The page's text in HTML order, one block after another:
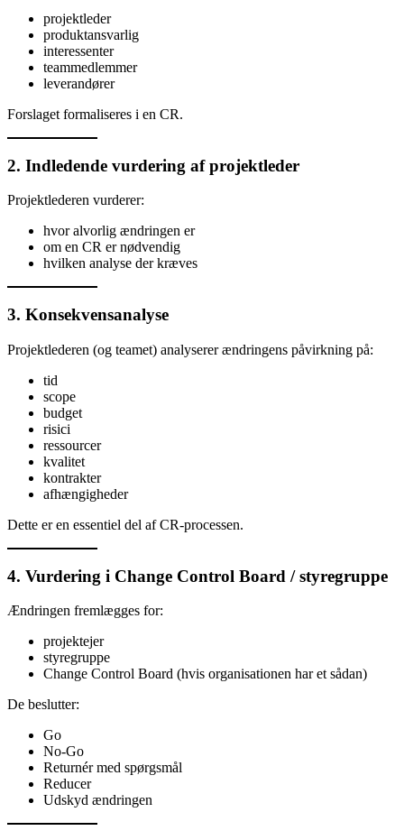
projektleder
produktansvarlig
interessenter
teammedlemmer
leverandører
Forslaget formaliseres i en CR.
2. Indledende vurdering af projektleder
Projektlederen vurderer:
hvor alvorlig ændringen er
om en CR er nødvendig
hvilken analyse der kræves
3. Konsekvensanalyse
Projektlederen (og teamet) analyserer ændringens påvirkning på:
tid
scope
budget
risici
ressourcer
kvalitet
kontrakter
afhængigheder
Dette er en essentiel del af CR-processen.
4. Vurdering i Change Control Board / styregruppe
Ændringen fremlægges for:
projektejer
styregruppe
Change Control Board (hvis organisationen har et sådan)
De beslutter:
Go
No-Go
Returnér med spørgsmål
Reducer
Udskyd ændringen